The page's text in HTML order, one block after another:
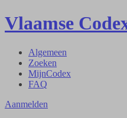
Vlaamse
Algemeen
Zoeken
MijnCodex
FAQ
Aanmelden